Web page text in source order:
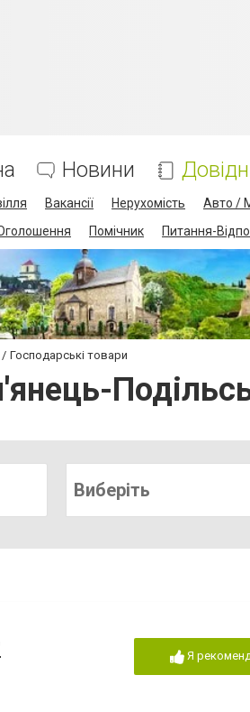
Новини
Вакансії Нерухомість Авто /
Помічник Питання-
Господарські товари
Виберіть
Я